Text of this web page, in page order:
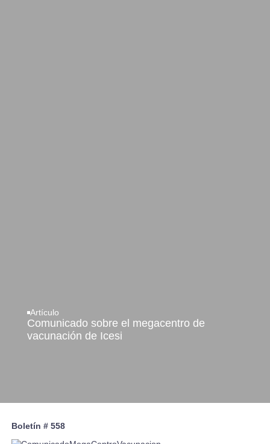
Artículo
Comunicado sobre el megacentro de
vacunación de Icesi
Boletín # 558